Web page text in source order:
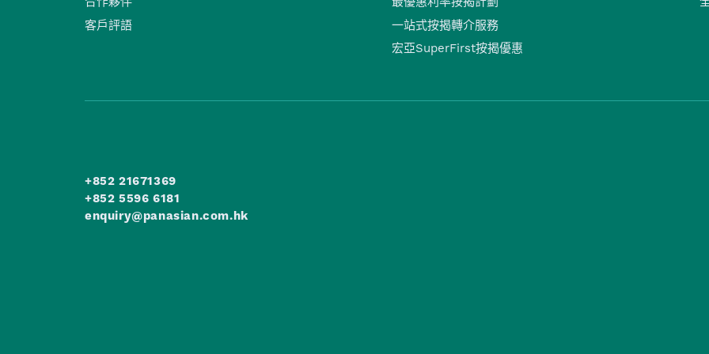
客戶評語
一站式按揭轉介服務
宏亞SuperFirst按揭優惠
+852 21671369
+852 5596 6181
enquiry@panasian.com.hk